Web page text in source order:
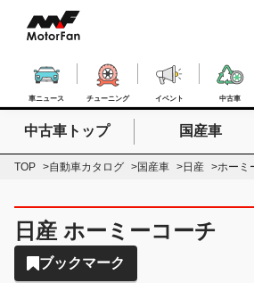
車ニュース チューニング イベント 中古車
検索したいキーワードを入力
中古車トップ 国産車
TOP 自動車カタログ 国産車 日産 ホーミ
日産 ホーミーコーチ
ブックマーク